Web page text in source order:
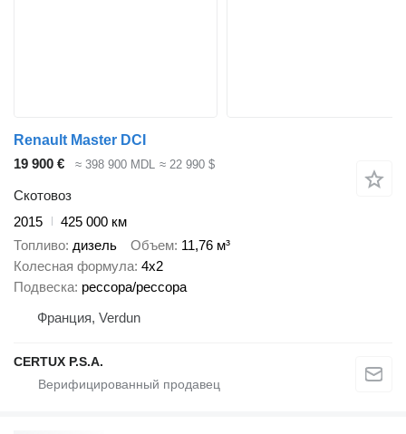
Renault Master DCI
19 900 €
≈ 398 900 MDL ≈ 22 990 $
Скотовоз
2015
425 000 км
Топливо дизель Объем 11,76 м³
Колесная формула 4x2
Подвеска рессора/рессора
Франция, Verdun
CERTUX P.S.A.